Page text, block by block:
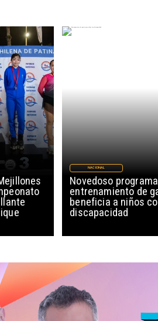
Novedoso
entrenamiento de
beneficia a niños
discapacidad
NACIONAL